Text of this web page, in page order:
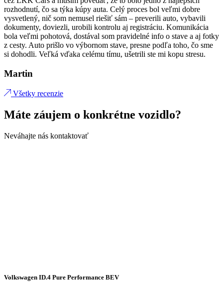
rozhodnutí, čo sa týka kúpy auta. Celý proces bol veľmi dobre
vysvetlený, nič som nemusel riešiť sám – preverili auto, vybavili
dokumenty, doviezli, urobili kontrolu aj registráciu. Komunikácia
bola veľmi pohotová, dostával som pravidelné info o stave a aj fotky
z cesty. Auto prišlo vo výbornom stave, presne podľa toho, čo sme
si dohodli. Veľká vďaka celému tímu, ušetrili ste mi kopu stresu.
Martin
Všetky recenzie
Máte záujem o konkrétne vozidlo?
Neváhajte nás kontaktovať
Volkswagen ID.4 Pure Performance BEV